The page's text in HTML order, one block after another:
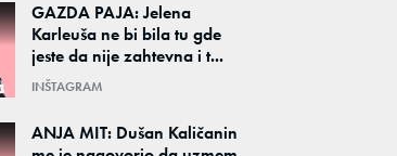
GAZDA PAJA: Jelena
Karleuša ne bi bila tu gde
jeste da nije zahtevna i t...
INŠTAGRAM
ANJA MIT: Dušan Kaličanin